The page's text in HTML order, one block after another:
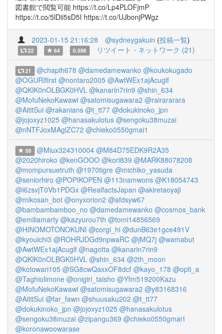
図書館で閲覧可能 https://t.co/Lp4PLOFjmP
https://t.co/5lDii5sD5I https://t.co/UJbonjPWgz
2023-01-15 21:16:28 @sydneygakuin (投稿一覧)
22 64 0.398 リツイート・ネットワーク (21)
21 @chapih678 @damedamewanko @koukokugado
@OGURIfirst @nontaro2005 @AwtWEx1ajAcuglf
@QKlK0nOLBGK0HVL @kanarin7rin9 @shin_634
@MofuNekoKawawi @satomisugawara2 @rairararara
@AititSui @rakanians @t_tt77 @dokukinoko_jpn
@jojoxyz1025 @hanasakulotus @sengoku38muzai
@nNTFJoxMAglZC72 @chieko0550gmai1
59 @Miux324310004 @M84D75EDK9R2A35
@2020hiroko @kenGOOO @kori839 @MARK88078208
@mompursuetruth @1970tigre @michiko_yasuda
@seniorhiro @POPIKOPEN @113namwons @K18054743
@i6zsvjT0Vb1PDGx @RealfactsJapan @akiretaoyaji
@mikosan_bot @onyxorion2 @afdsyw67
@bambambamboo_no @damedamewanko @cosmos_bank
@emiliamarty @kazyurou7th @tomi14856569
@HINOMOTONOKUNI @corgi_hi @dunB63e1gce491V
@kyouichi3 @ROHRJDGd9npwaRC @jMQ7j @wamabut
@AwtWEx1ajAcuglf @nagotta @kanarin7rin9
@QKlK0nOLBGK0HVL @shin_634 @2th_moon
@kotowari105 @SG8cwQaxxOF8dcf @kayo_178 @opti_a
@Taghiolimone @onigiri_taisho @Yfm519200Kazu
@MofuNekoKawawi @satomisugawara2 @y83168316
@AititSui @far_fawn @shuusaku202 @t_tt77
@dokukinoko_jpn @jojoxyz1025 @hanasakulotus
@sengoku38muzai @zipangu369 @chieko0550gmai1
@koronawoowarase